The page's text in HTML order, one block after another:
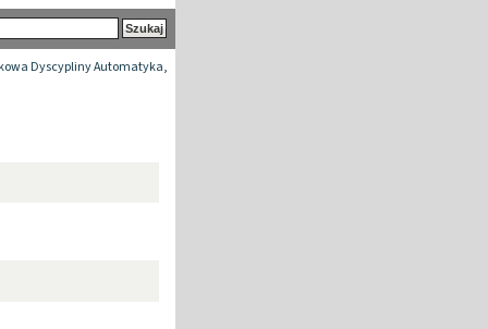
Dyscypliny Automatyka,